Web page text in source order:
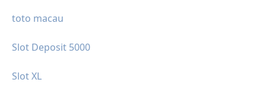
toto macau
Slot Deposit 5000
Slot XL